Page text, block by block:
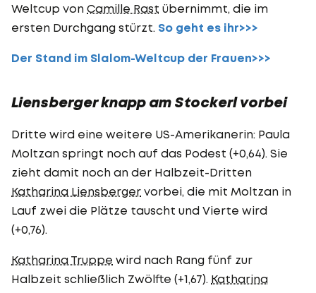
Weltcup von Camille Rast übernimmt, die im
ersten Durchgang stürzt. So geht es ihr>>>
Der Stand im Slalom-Weltcup der Frauen>>>
Liensberger knapp am Stockerl vorbei
Dritte wird eine weitere US-Amerikanerin: Paula
Moltzan springt noch auf das Podest (+0,64). Sie
zieht damit noch an der Halbzeit-Dritten
Katharina Liensberger vorbei, die mit Moltzan in
Lauf zwei die Plätze tauscht und Vierte wird
(+0,76).
Katharina Truppe wird nach Rang fünf zur
Halbzeit schließlich Zwölfte (+1,67). Katharina